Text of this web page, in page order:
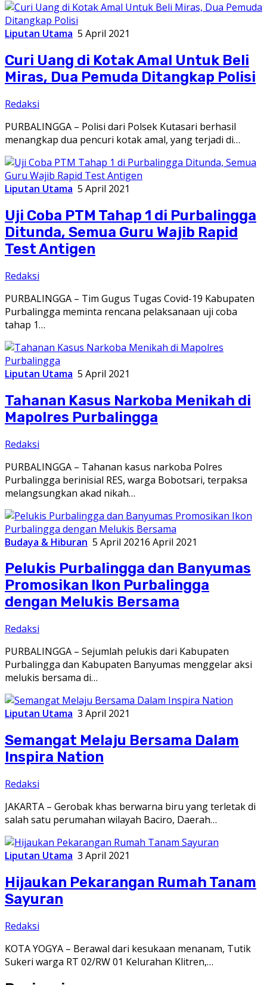
Liputan Utama 5 April 2021
Curi Uang di Kotak Amal Untuk Beli
Miras, Dua Pemuda Ditangkap Polisi
Redaksi
PURBALINGGA – Polisi dari Polsek Kutasari berhasil
menangkap dua pencuri kotak amal, yang terjadi di…
Liputan Utama 5 April 2021
Uji Coba PTM Tahap 1 di Purbalingga
Ditunda, Semua Guru Wajib Rapid
Test Antigen
Redaksi
PURBALINGGA – Tim Gugus Tugas Covid-19 Kabupaten
Purbalingga meminta rencana pelaksanaan uji coba
tahap 1…
Liputan Utama 5 April 2021
Tahanan Kasus Narkoba Menikah di
Mapolres Purbalingga
Redaksi
PURBALINGGA – Tahanan kasus narkoba Polres
Purbalingga berinisial RES, warga Bobotsari, terpaksa
melangsungkan akad nikah…
Budaya & Hiburan 5 April 20216 April 2021
Pelukis Purbalingga dan Banyumas
Promosikan Ikon Purbalingga
dengan Melukis Bersama
Redaksi
PURBALINGGA – Sejumlah pelukis dari Kabupaten
Purbalingga dan Kabupaten Banyumas menggelar aksi
melukis bersama di…
Liputan Utama 3 April 2021
Semangat Melaju Bersama Dalam
Inspira Nation
Redaksi
JAKARTA – Gerobak khas berwarna biru yang terletak di
salah satu perumahan wilayah Baciro, Daerah…
Liputan Utama 3 April 2021
Hijaukan Pekarangan Rumah Tanam
Sayuran
Redaksi
KOTA YOGYA – Berawal dari kesukaan menanam, Tutik
Sukeri warga RT 02/RW 01 Kelurahan Klitren,…